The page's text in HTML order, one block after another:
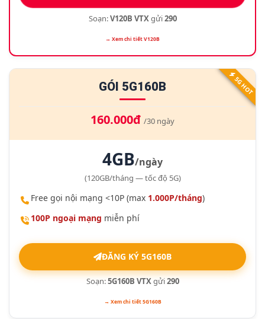
Soạn:V120B VTXgửi290
→ Xem chi tiết V120B
5G HOT
GÓI 5G160B
160.000đ /30 ngày
4GB/ngày
(120GB/tháng — tốc độ 5G)
Free gọi nội mạng <10P (max 1.000P/tháng)
100P ngoại mạng miễn phí
ĐĂNG KÝ 5G160B
Soạn:5G160B VTXgửi290
→ Xem chi tiết 5G160B